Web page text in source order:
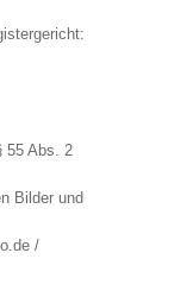
55 Abs. 2
Bilder und
/